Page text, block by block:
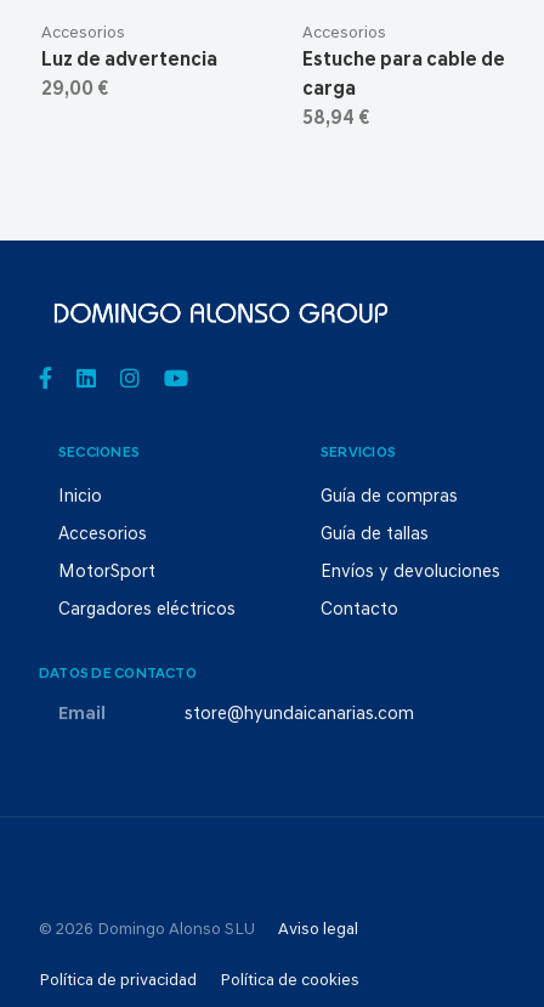
Accesorios
Luz de advertencia
29,00 €
Accesorios
Estuche para cable de
carga
58,94 €
SECCIONES
Inicio
Accesorios
MotorSport
Cargadores eléctricos
SERVICIOS
Guía de compras
Guía de tallas
Envíos y devoluciones
Contacto
DATOS DE CONTACTO
Email store@hyundaicanarias.com
© 2026 Domingo Alonso SLU Aviso legal
Política de privacidad Política de cookies